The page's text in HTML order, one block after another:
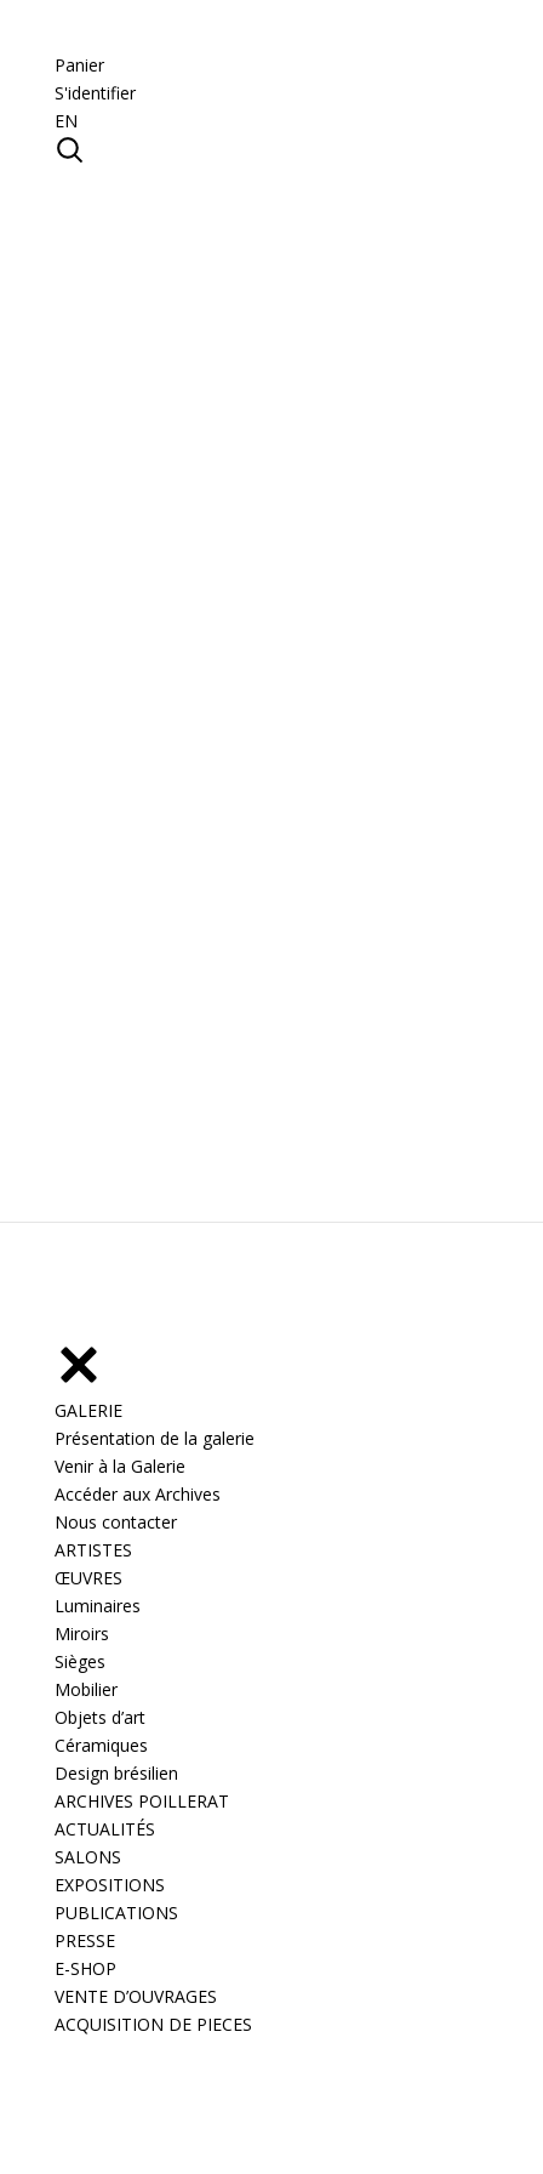
Panier
S'identifier
EN
GALERIE
Présentation de la galerie
Venir à la Galerie
Accéder aux Archives
Nous contacter
ARTISTES
ŒUVRES
Luminaires
Miroirs
Sièges
Mobilier
Objets d’art
Céramiques
Design brésilien
ARCHIVES POILLERAT
ACTUALITÉS
SALONS
EXPOSITIONS
PUBLICATIONS
PRESSE
E-SHOP
VENTE D’OUVRAGES
ACQUISITION DE PIECES